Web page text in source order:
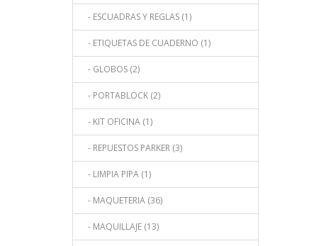
- ESCUADRAS Y REGLAS (1)
- ETIQUETAS DE CUADERNO (1)
- GLOBOS (2)
- PORTABLOCK (2)
- KIT OFICINA (1)
- REPUESTOS PARKER (3)
- LIMPIA PIPA (1)
- MAQUETERIA (36)
- MAQUILLAJE (13)